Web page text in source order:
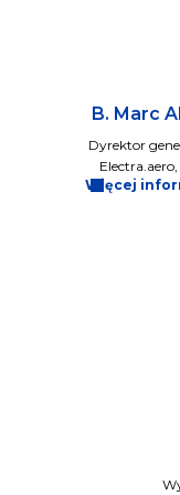
B. Marc
Dyrektor
Electra.aero,
Więcej